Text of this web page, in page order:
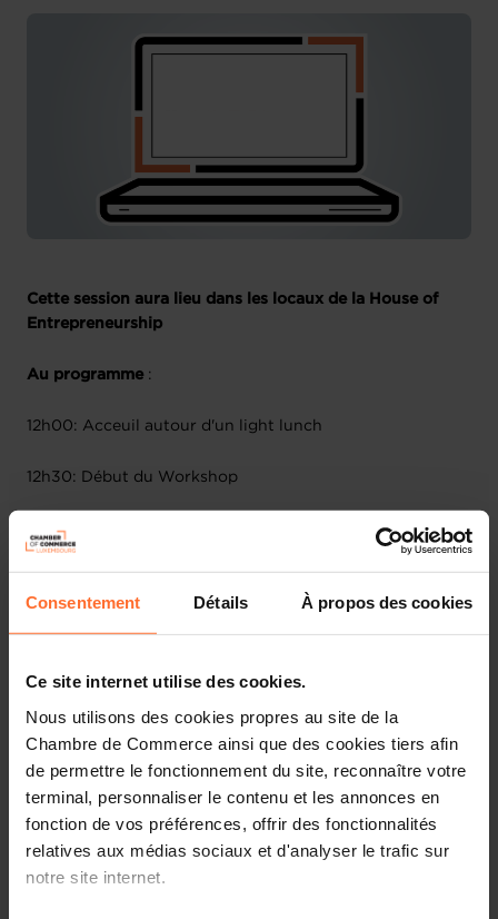
Consentement Détails À propos des cookies
Ce site internet utilise des cookies.
Nous utilisons des cookies propres au site de la
Chambre de Commerce ainsi que des cookies tiers afin
de permettre le fonctionnement du site, reconnaître votre
terminal, personnaliser le contenu et les annonces en
fonction de vos préférences, offrir des fonctionnalités
relatives aux médias sociaux et d'analyser le trafic sur
notre site internet.
Cette session aura lieu dans les locaux de la House of
Entrepreneurship
Au programme :
12h00: Acceuil autour d'un light lunch
12h30: Début du Workshop
Format du workshop : Atelier de sensibilisation
comment utiliser les fonctionnalités de cet outil pour
découvrir les techniques pour être numéro 1 sur Google
Plan de la session:
L'importance de Google Business dans votre
business
Comment augmenter votre visibilité en ligne avec
Google